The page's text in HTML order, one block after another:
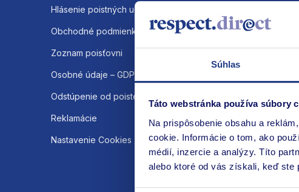
Súhlas
Táto webstránka používa súbory
Na prispôsobenie obsahu a
cookie. Informácie o tom, ako
médií, inzercie a analýzy. Títo
alebo ktoré od vás získali, keď ste
Hlásenie poistných udalosti
Obchodné podmienky
Zoznam poisťovni
Osobné údaje – GDPR
Odstúpenie od poistenia
Reklamácie
Nastavenie Cookies